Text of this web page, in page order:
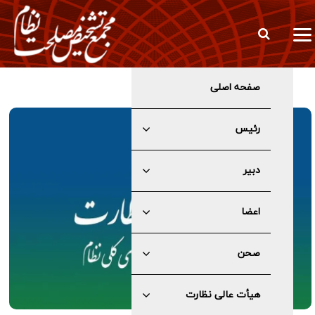
صفحه اصلی
رئیس
دبیر
اعضا
صحن
هیأت عالی نظارت
چراغ سبز هیئت عالی نظارت مجمع به سازوکار برگزاری جلسات مجلس
در شرایط اضطرار